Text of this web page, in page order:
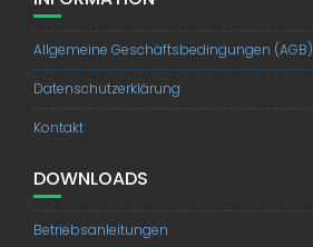
Allgemeine Geschäftsbedingungen (AGB)
Datenschutzerklärung
Kontakt
DOWNLOADS
Betriebsanleitungen